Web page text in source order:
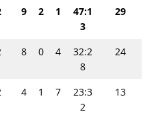
9 2 1
47:1
3
29
8 0 4
32:2
8
24
4 1 7
23:3
2
13